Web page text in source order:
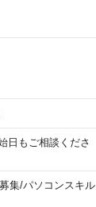
日もご相談くださ
集/パソコンスキル